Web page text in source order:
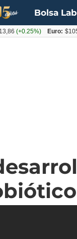
Bolsa
Euro: $1053,08(-